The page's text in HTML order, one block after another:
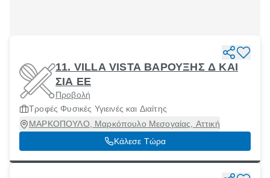
11. VILLA VISTA ΒΑΡΟΥΞΗΣ Δ ΚΑΙ
ΣΙΑ ΕΕ
Προβολή
Τροφές Φυσικές Υγιεινές και Διαίτης
ΜΑΡΚΟΠΟΥΛΟ, Μαρκόπουλο Μεσογαίας, Αττική
Κάλεσε Τώρα